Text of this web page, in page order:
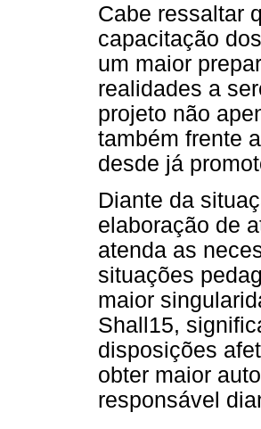
Cabe ressaltar
capacitação
um maior
realidades a
projeto não
também frente
desde já
Diante da
elaboração de
atenda as
situações
maior
Shall15,
disposições
obter maior
responsável